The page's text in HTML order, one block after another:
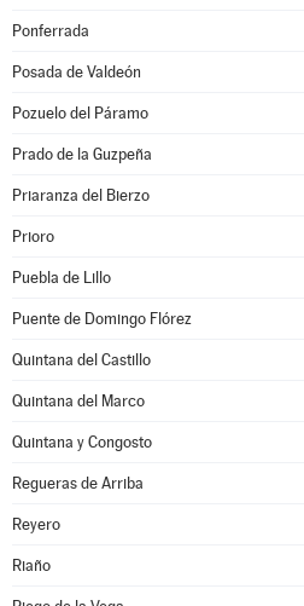
Ponferrada
Posada de Valdeón
Pozuelo del Páramo
Prado de la Guzpeña
Priaranza del Bierzo
Prioro
Puebla de Lillo
Puente de Domingo Flórez
Quintana del Castillo
Quintana del Marco
Quintana y Congosto
Regueras de Arriba
Reyero
Riaño